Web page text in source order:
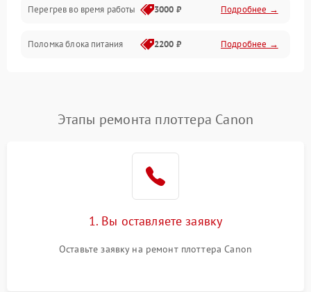
Корпус/Герметичность
Интерфейсы
Перегрев во время работы 3000 ₽ Подробнее →
Поломка блока питания 2200 ₽ Подробнее →
Этапы ремонта плоттера Canon
1. Вы оставляете заявку
Оставьте заявку на ремонт плоттера Canon